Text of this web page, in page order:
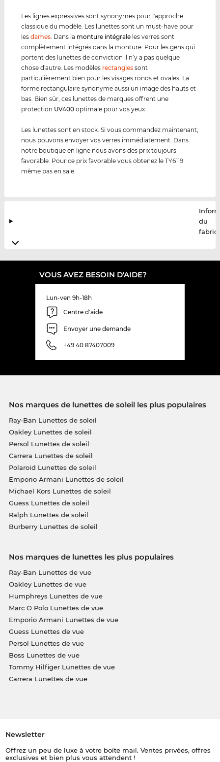
Les lignes expressives sont synonymes pour l'approche
classique du modèle. Les lunettes sont un must-have pour
lesdames . Dans la monture intégrale les verres sont
complètement intégrés dans la monture. Pour les gens qui
portent des lunettes de conviction il n’y a pas quelque
chose d'autre. Les modèles rectangles sont
particulièrement bien pour les visages ronds et ovales. La
forme rectangulaire synonyme aussi un image des hauts et
bas. Bien sûr, ces lunettes de marques offrent une
protection UV400 optimale pour vos yeux.
Les lunettes sont en stock. Si vous commandez maintenant,
nous pouvons envoyer vos verres immédiatement. Dans
notre boutique en ligne nous avons des prix toujours
favorable. Pour ce prix favorable vous obtenez le TY6119
même pas en sale.
du
VOUS AVEZ BESOIN D'AIDE?
Lun-ven 9h-18h
Centre d'aide
Envoyer une demande
+49 40 87407009
Nos marques de lunettes de soleil les plus populaires
Ray-Ban Lunettes de soleil
Oakley Lunettes de soleil
Persol Lunettes de soleil
Carrera Lunettes de soleil
Polaroid Lunettes de soleil
Emporio Armani Lunettes de soleil
Michael Kors Lunettes de soleil
Guess Lunettes de soleil
Ralph Lunettes de soleil
Burberry Lunettes de soleil
Nos marques de lunettes les plus populaires
Ray-Ban Lunettes de vue
Oakley Lunettes de vue
Humphreys Lunettes de vue
Marc O Polo Lunettes de vue
Emporio Armani Lunettes de vue
Guess Lunettes de vue
Persol Lunettes de vue
Boss Lunettes de vue
Tommy Hilfiger Lunettes de vue
Carrera Lunettes de vue
Newsletter
Offrez un peu de luxe à votre boîte mail. Ventes privées, offres
exclusives et bien plus vous attendent !